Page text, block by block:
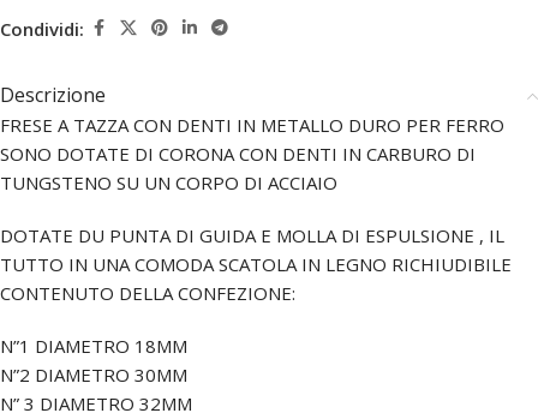
Condividi:
Descrizione
FRESE A TAZZA CON DENTI IN METALLO DURO PER FERRO
SONO DOTATE DI CORONA CON DENTI IN CARBURO DI
TUNGSTENO SU UN CORPO DI ACCIAIO
DOTATE DU PUNTA DI GUIDA E MOLLA DI ESPULSIONE , IL
TUTTO IN UNA COMODA SCATOLA IN LEGNO RICHIUDIBILE
CONTENUTO DELLA CONFEZIONE:
N”1 DIAMETRO 18MM
N”2 DIAMETRO 30MM
N” 3 DIAMETRO 32MM